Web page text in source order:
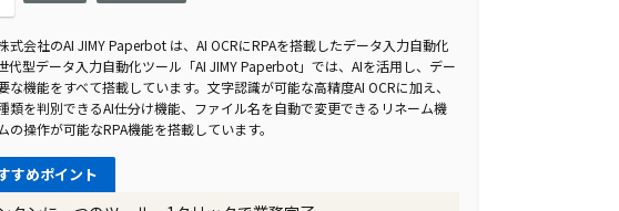
ション）
務改善を
、RPAを
の推進に
式会社のAI JIMY Paperbot は、AI OCRにRPAを搭載したデータ入力自動化
代型データ⼊⼒⾃動化ツール「AI JIMY Paperbot」では、AIを活用し、デー
な機能をすべて搭載しています。文字認識が可能な高精度AI OCRに加え、
類を判別できるAI仕分け機能、ファイル名を自動で変更できるリネーム機
の操作が可能なRPA機能を搭載しています。
すめポイント